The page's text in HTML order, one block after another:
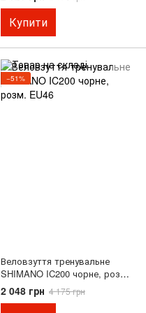
Купити
−51%
Веловзуття тренувальне
SHIMANO IC200 чорне, розм.
EU46
2 048 грн 4 175 грн